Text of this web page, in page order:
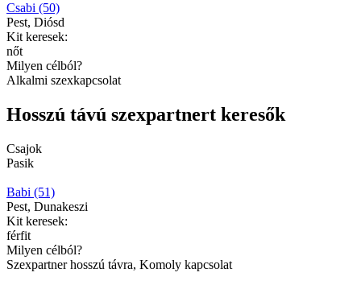
Csabi (50)
Pest, Diósd
Kit keresek:
nőt
Milyen célból?
Alkalmi szexkapcsolat
Hosszú távú szexpartnert keresők
Csajok
Pasik
Babi (51)
Pest, Dunakeszi
Kit keresek:
férfit
Milyen célból?
Szexpartner hosszú távra, Komoly kapcsolat